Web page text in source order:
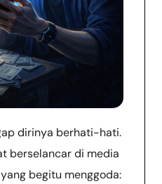
dirinya berhati-hati.
berselancar di media
begitu menggoda: